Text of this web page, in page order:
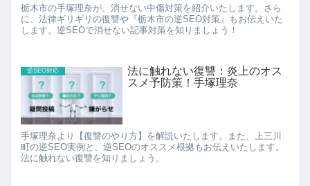
栃木市の手塚理奈が、消せない中傷対策を紹介いたします。さら
に、法律ギリギリの復讐や『栃木市の逆SEO対策』もお伝えいた
します。逆SEOで消せない記事対策を知りましょう！
逆SEO対応
法に触れない復讐：炎上のオス
スメ予防策！手塚理奈
手塚理奈より【復讐のやり方】を解説いたします。また、上三川
町の逆SEO実例と、逆SEOのオススメ根拠もお伝えいたします。
法に触れない復讐を知りましょう。